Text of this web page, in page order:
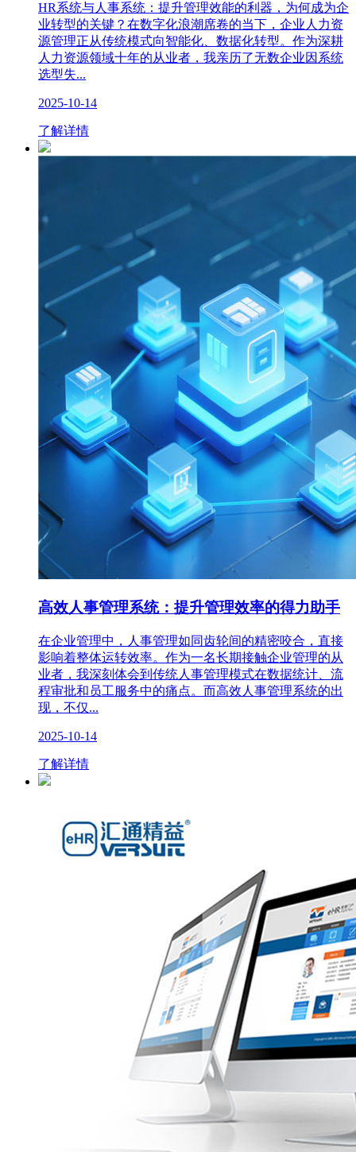
HR系统与人事系统：提升管理效能的利器，为何成为企
业转型的关键？在数字化浪潮席卷的当下，企业人力资
源管理正从传统模式向智能化、数据化转型。作为深耕
人力资源领域十年的从业者，我亲历了无数企业因系统
选型失...
2025-10-14
了解详情
高效人事管理系统：提升管理效率的得力助手
在企业管理中，人事管理如同齿轮间的精密咬合，直接
影响着整体运转效率。作为一名长期接触企业管理的从
业者，我深刻体会到传统人事管理模式在数据统计、流
程审批和员工服务中的痛点。而高效人事管理系统的出
现，不仅...
2025-10-14
了解详情